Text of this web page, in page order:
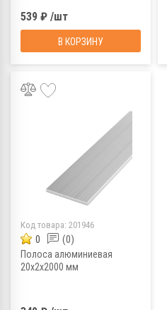
539 ₽ /шт
В КОРЗИНУ
Код товара: 201946
0 (0)
Полоса алюминиевая
20х2х2000 мм